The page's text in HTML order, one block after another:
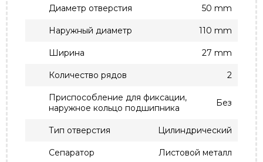
Диаметр отверстия 50 mm
Наружный диаметр 110 mm
Ширина 27 mm
Количество рядов 2
Приспособление для фиксации,
наружное кольцо подшипника
Без
Тип отверстия Цилиндрический
Сепаратор Листовой металл